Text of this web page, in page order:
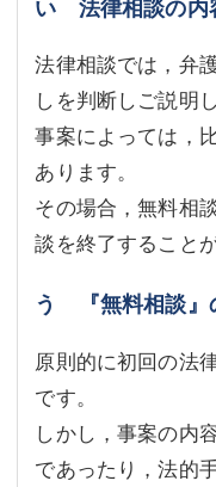
マスコミ取材・実績
アクセス
東京事務所 (新宿・
埼玉事務所 (さいたま
川口事務所（埼玉県
アクセス
東京事務所 (新宿・
埼玉事務所 (さいた
川口事務所（埼玉県
お問い合せフォーム
い 法律相談の内
法律相談では，弁
しを判断しご説明し
事案によっては，
あります。
その場合，無料相
談を終了すること
う 『無料相談』
原則的に初回の法
です。
しかし，事案の内
であったり，法的